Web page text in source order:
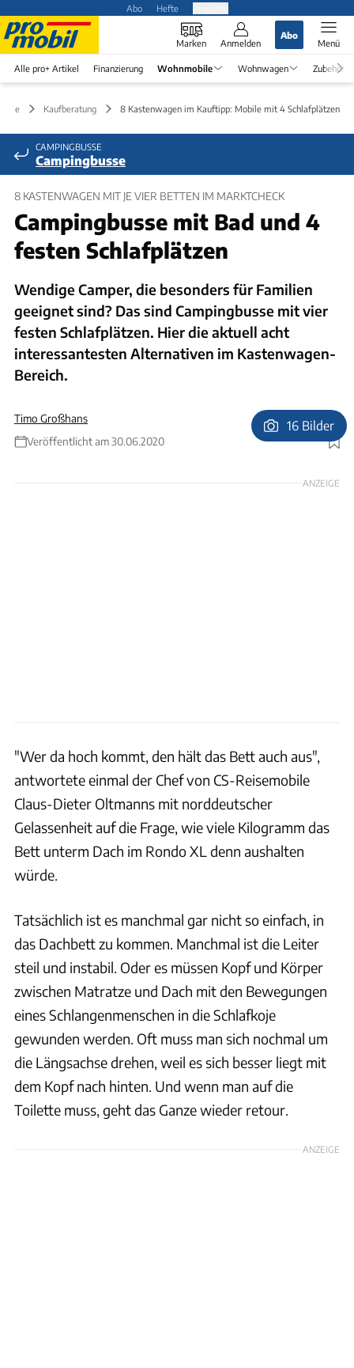
Abo Hefte
Marken Anmelden
Abo
Menü
Alle pro+ Artikel Finanzierung Wohnmobile Wohnwagen Zubehör
Kaufberatung 8 Kastenwagen im Kauftipp: Mobile mit 4 Schlafplätzen
CAMPINGBUSSE
Campingbusse
8 KASTENWAGEN MIT JE VIER BETTEN IM MARKTCHECK
Campingbusse mit Bad und 4
festen Schlafplätzen
Wendige Camper, die besonders für Familien
geeignet sind? Das sind Campingbusse mit vier
festen Schlafplätzen. Hier die aktuell acht
interessantesten Alternativen im Kastenwagen-
Bereich.
Timo Großhans
Veröffentlicht am 30.06.2020
Foto: Redaktion
16 Bilder
ANZEIGE
"Wer da hoch kommt, den hält das Bett auch aus",
antwortete einmal der Chef von CS-Reisemobile
Claus-Dieter Oltmanns mit norddeutscher
Gelassenheit auf die Frage, wie viele Kilogramm das
Bett unterm Dach im Rondo XL denn aushalten
würde.
Tatsächlich ist es manchmal gar nicht so einfach, in
das Dachbett zu kommen. Manchmal ist die Leiter
steil und instabil. Oder es müssen Kopf und Körper
zwischen Matratze und Dach mit den Bewegungen
eines Schlangenmenschen in die Schlafkoje
gewunden werden. Oft muss man sich nochmal um
die Längsachse drehen, weil es sich besser liegt mit
dem Kopf nach hinten. Und wenn man auf die
Toilette muss, geht das Ganze wieder retour.
ANZEIGE